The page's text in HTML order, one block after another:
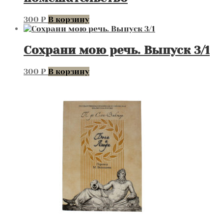
300 ₽ В корзину
Сохрани мою речь. Выпуск 3/1
300 ₽ В корзину